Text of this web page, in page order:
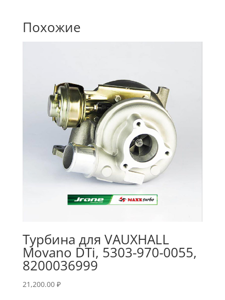
Похожие
Турбина для VAUXHALL
Movano DTi, 5303-970-0055,
8200036999
21,200.00 ₽